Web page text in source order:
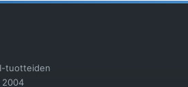
286X2000
tuotteiden
2004